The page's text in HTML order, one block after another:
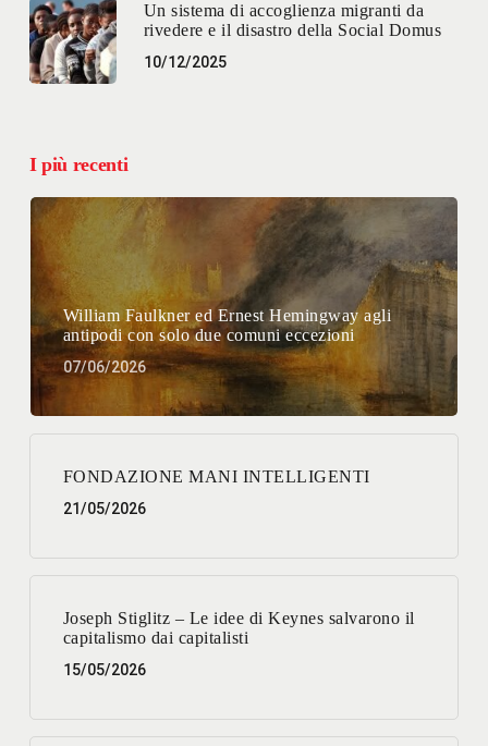
Un sistema di accoglienza migranti da
rivedere e il disastro della Social Domus
10/12/2025
I più recenti
William Faulkner ed Ernest Hemingway agli
antipodi con solo due comuni eccezioni
07/06/2026
FONDAZIONE MANI INTELLIGENTI
21/05/2026
Joseph Stiglitz – Le idee di Keynes salvarono il
capitalismo dai capitalisti
15/05/2026